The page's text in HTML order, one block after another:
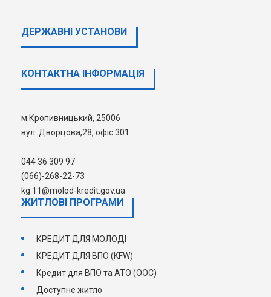
Іпотечного центру попросить вас
уточнити ваше прізвище, ім’я та по
батькові, місце проживання,
електронну пошту, а також суть
пропозиції чи скарги.
ДЕРЖАВНI УСТАНОВИ
КОНТАКТНА ІНФОРМАЦІЯ
м.Кропивницький, 25006
вул. Дворцова,28, офіс 301
044 36 309 97
(066)-268-22-73
kg.11@molod-kredit.gov.ua
ЖИТЛОВІ ПРОГРАМИ
КРЕДИТ ДЛЯ МОЛОДІ
КРЕДИТ ДЛЯ ВПО (KFW)
Кредит для ВПО та АТО (ООС)
Доступне житло